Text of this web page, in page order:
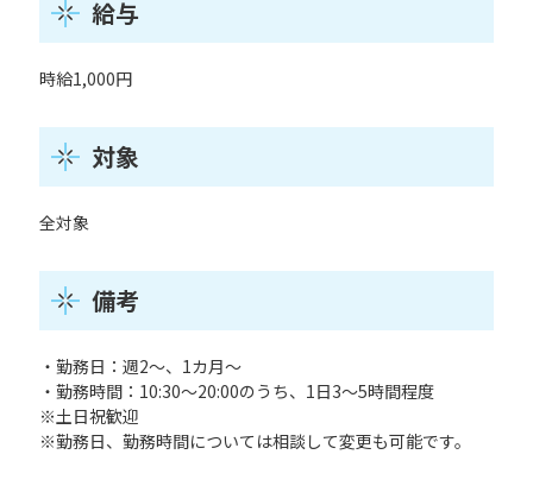
給与
時給1,000円
対象
全対象
備考
・勤務日：週2～、1カ月～
・勤務時間：10:30～20:00のうち、1日3～5時間程度
※土日祝歓迎
※勤務日、勤務時間については相談して変更も可能です。